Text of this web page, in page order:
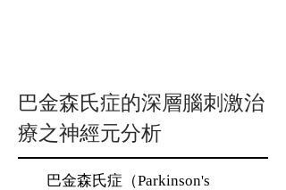
巴金森氏症​的深層腦刺激治
療之神經元分析
巴金森氏症（Parkinson's